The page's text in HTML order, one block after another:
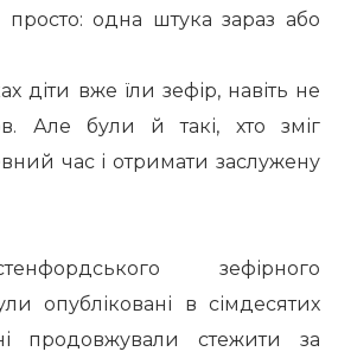
одна штука зараз або
діти вже їли зефір, навіть не
Але були й такі, хто зміг
час і отримати заслужену
зефірного
опубліковані в сімдесятих
продовжували стежити за